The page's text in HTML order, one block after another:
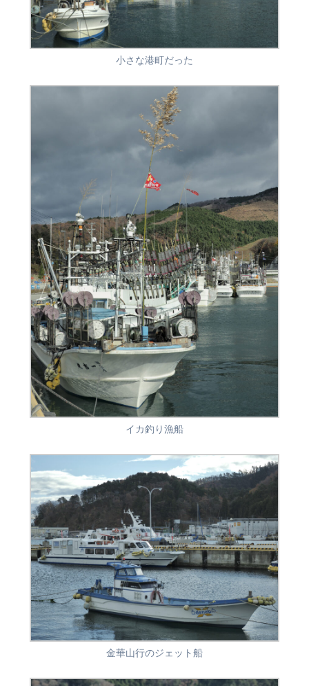
小さな港町だった
イカ釣り漁船
金華山行のジェット船